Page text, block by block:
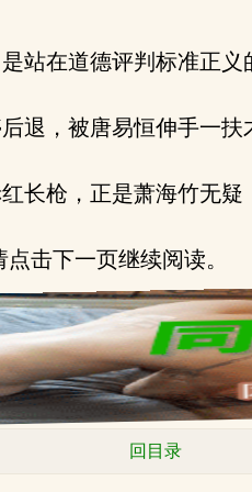
站在道德评判标准正义
退，被唐易恒伸手一扶
长枪，正是萧海竹无疑
击下一页继续阅读。
回目录